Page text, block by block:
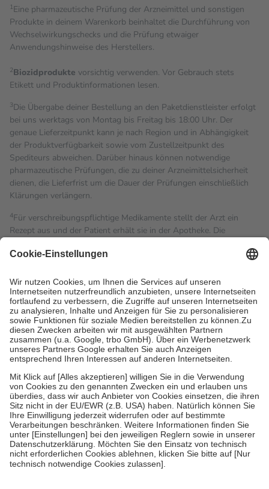
1Eine pharmazeutische Prüfung der Arzneimittel und sonstigen
Produkte in deinem Warenkorb beinhaltet die Durchführung von
Wechselwirkungschecks und die Prüfung etwaiger
Anwendungshinweise des Herstellers.
2Biozidprodukte vorsichtig verwenden. Vor Gebrauch stets
Etikett und Produktinformationen lesen.
3Die Übergabe deiner Bestellung an den Paketdienstleister erfolgt
bei uns werktags von Montag bis Freitag bis 18:00 Uhr. Der
genaue Lieferzeitpunkt kann je nach Region und in Abhängigkeit
der Produktverfügbarkeit sowie vom Zustellzeitpunkt des
Spediteurs abweichen. Darüber hinaus können notwendige
pharmazeutische Prüfungen, die zu deiner Arzneimittelsicherheit
dienen, die Lieferfrist um die Dauer der Prüfungen einschließlich
Klärungen verlängern.
4Für verschreibungspflichtige Medikamente stellt der Arzt ein
Rezept aus und der Patient erhält sie in der Apotheke. Die
Kosten dafür, der Versicherte trägt einen Teil davon als Zuzahlung
Grundsätzlich leisten Mitglieder Zuzahlungen in Höhe von zehn
Prozent des Abgabepreises,mindestensjedochfünf Euround
höchstens zehn Euro.Es sind jedoch nie mehr als die
tatsächlichen Kosten der Leistung zu entrichten.
Diese Regeln gelten grundsätzlich auch für Online-Apotheken.
Bei Heilmitteln und häuslicher Krankenpflege beträgt die
Zuzahlung zehn Prozent der Kosten sowie zehn Euro je
Um das Engagement der Versicherten für ihre eigene Gesundheit
zu stärken und die besondere Stellung der Familie zu unterstützen,
fallenkeine Zuzahlungenan bei:
• Kindern und Jugendlichen bis zum vollendeten 18. Lebensjahr
mit Ausnahme der Fahrkosten
• Untersuchungen zur Vorsorge und Früherkennung, die von der
GKV getragen werden
• empfohlenen Schutzimpfungen